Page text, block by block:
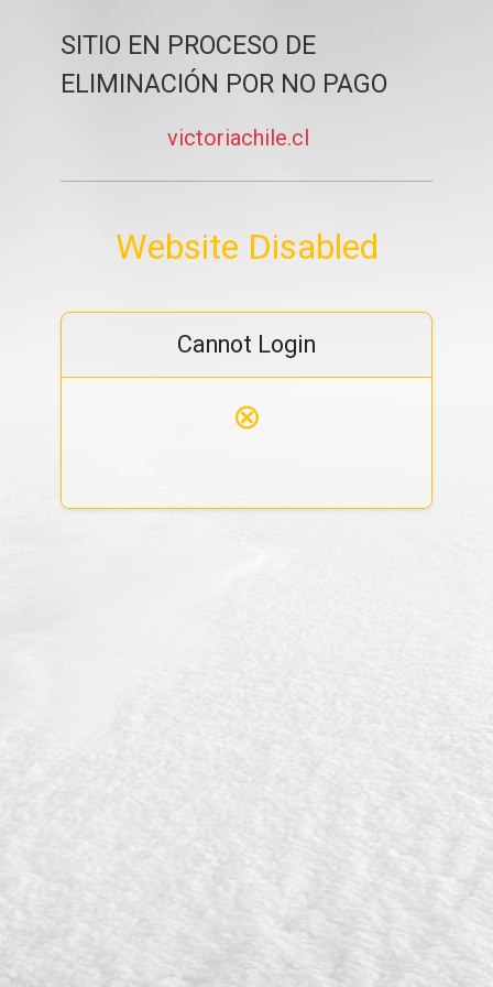
SITIO EN PROCESO DE
ELIMINACIÓN POR NO PAGO
victoriachile.cl
Website Disabled
Cannot Login
⊗